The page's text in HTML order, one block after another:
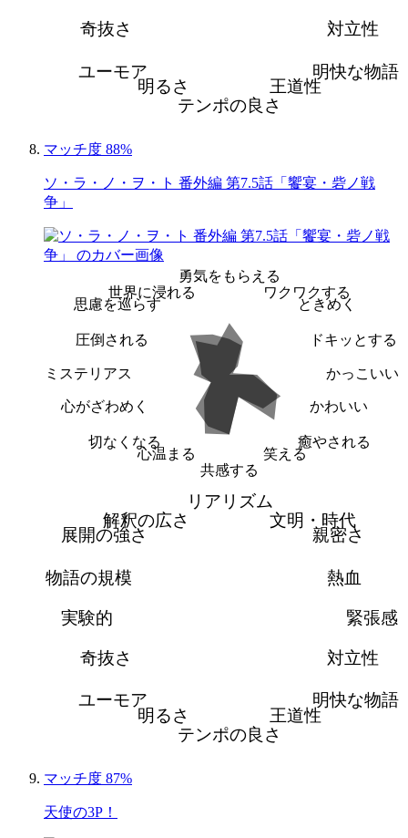
対立性
明快な物語
王道性
テンポの良さ
明るさ
ユーモア
奇抜さ
マッチ度 88%
ソ・ラ・ノ・ヲ・ト 番外編 第7.5話「饗宴・砦ノ戦
争」
勇気をもらえる
ワクワクする
ときめく
ドキッとする
かっこいい
かわいい
癒やされる
笑える
共感する
心温まる
切なくなる
心がざわめく
ミステリアス
圧倒される
思慮を巡らす
世界に浸れる
リアリズム
文明・時代
親密さ
熱血
緊張感
対立性
明快な物語
王道性
テンポの良さ
明るさ
ユーモア
奇抜さ
実験的
物語の規模
展開の強さ
解釈の広さ
マッチ度 87%
天使の3P！